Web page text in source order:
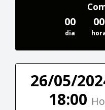
00
dia
00
26/05/
18:00